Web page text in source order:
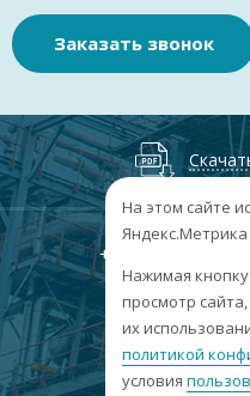
Заказать звонок
+7
г. Барнаул,
пн-
сб-
На этом сайте
Яндекс.Метрика
Нажимая
просмотр
их
политикой
условия